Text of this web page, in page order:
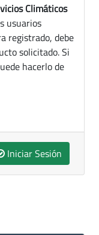
Climáticos
usuarios
registrado, debe
solicitado. Si
hacerlo de
Iniciar Sesión